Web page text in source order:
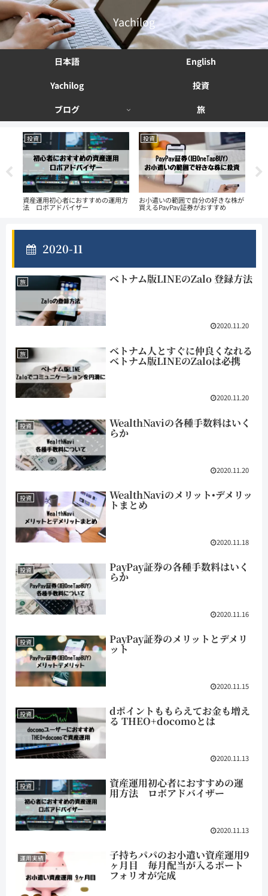
Yachilog
日本語
English
Yachilog
投資
ブログ
旅
投資
資産運用初心者におすすめの運用方
法 ロボアドバイザー
投資
お小遣いの範囲で自分の好きな株が
買えるPayPay証券がおすすめ
2020-11
旅 ベトナム版LINEのZalo 登録方法
2020.11.20
旅 ベトナム人とすぐに仲良くなれる
ベトナム版LINEのZaloは必携
2020.11.20
投資 WealthNaviの各種手数料はいく
らか
2020.11.20
投資 WealthNaviのメリット•デメリッ
トまとめ
2020.11.18
投資 PayPay証券の各種手数料はいく
らか
2020.11.16
投資 PayPay証券のメリットとデメリ
ット
2020.11.15
投資 dポイントももらえてお金も増え
る THEO+docomoとは
2020.11.13
投資 資産運用初心者におすすめの運
用方法 ロボアドバイザー
2020.11.13
運用実績 子持ちパパのお小遣い資産運用9
ヶ月目 毎月配当が入るポート
フォリオが完成